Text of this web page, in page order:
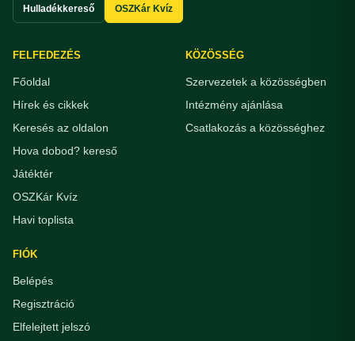
Hulladékkereső OSZKár Kvíz
FELFEDEZÉS
Főoldal
Hírek és cikkek
Keresés az oldalon
Hova dobod? kereső
Játéktér
OSZKár Kvíz
Havi toplista
KÖZÖSSÉG
Szervezetek a közösségben
Intézmény ajánlása
Csatlakozás a közösséghez
FIÓK
Belépés
Regisztráció
Elfelejtett jelszó